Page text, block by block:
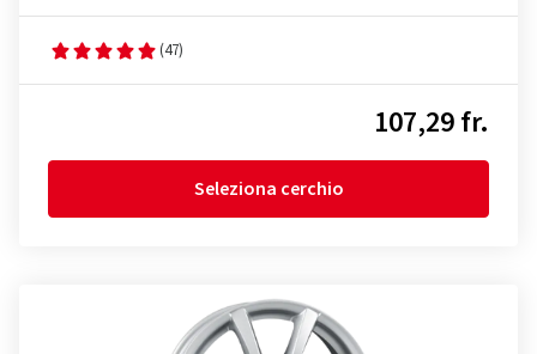
(47)
107,29 fr.
Seleziona cerchio